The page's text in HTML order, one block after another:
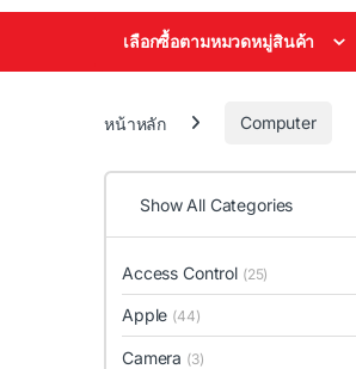
เลือกซื้อตามหมวดหมู่สินค้า
หน้าหลัก Computer
Show All Categories
Access Control (25)
Apple (44)
Camera (3)